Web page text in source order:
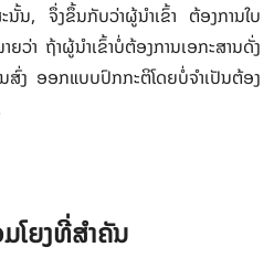
ນ, ຈຶ່ງຂຶ້ນກັບວ່າຜູ້ນຳເຂົ້າ ຕ້ອງການໃບ
າ ຖ້າຜູ້ນຳເຂົ້າບໍ່ຕ້ອງການເອກະສານດັ່ງ
ສົ່ງ ອອກແບບປົກກະຕິໂດຍບໍ່ຈຳເປັນຕ້ອງ
ໂຍງທີ່ສຳຄັນ